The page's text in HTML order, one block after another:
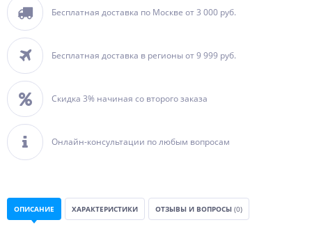
Бесплатная доставка по Москве от 3 000 руб.
Бесплатная доставка в регионы от 9 999 руб.
Скидка 3% начиная со второго заказа
Онлайн-консультации по любым вопросам
ОПИСАНИЕ ХАРАКТЕРИСТИКИ ОТЗЫВЫ И ВОПРОСЫ (0)